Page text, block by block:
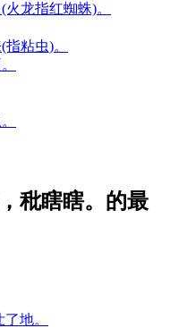
龙指红蜘蛛)。
粘虫)。
秕瞎瞎。的最
地。